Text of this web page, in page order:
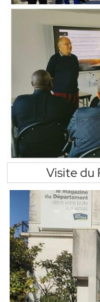
Visite du